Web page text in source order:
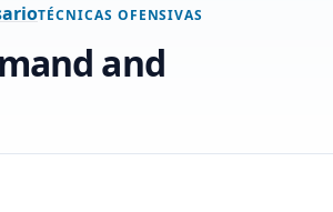
TÉCNICAS OFENSIVAS
and